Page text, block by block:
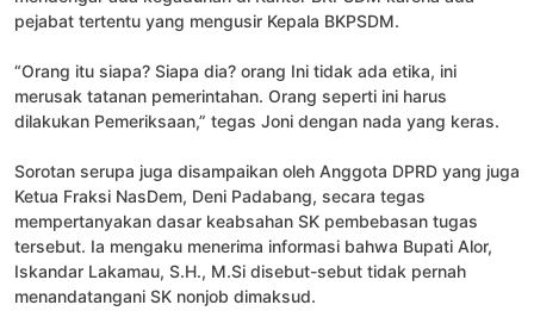
pejabat tertentu yang mengusir Kepala BKPSDM.
“Orang itu siapa? Siapa dia? orang Ini tidak ada etika, ini
merusak tatanan pemerintahan. Orang seperti ini harus
dilakukan Pemeriksaan,” tegas Joni dengan nada yang keras.
Sorotan serupa juga disampaikan oleh Anggota DPRD yang juga
Ketua Fraksi NasDem, Deni Padabang, secara tegas
mempertanyakan dasar keabsahan SK pembebasan tugas
tersebut. Ia mengaku menerima informasi bahwa Bupati Alor,
Iskandar Lakamau, S.H., M.Si disebut-sebut tidak pernah
menandatangani SK nonjob dimaksud.